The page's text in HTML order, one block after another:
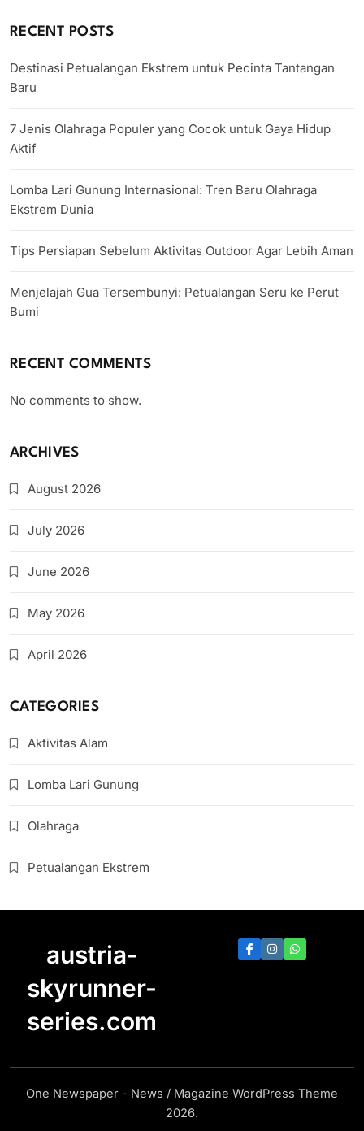
RECENT POSTS
Destinasi Petualangan Ekstrem untuk Pecinta Tantangan
Baru
7 Jenis Olahraga Populer yang Cocok untuk Gaya Hidup
Aktif
Lomba Lari Gunung Internasional: Tren Baru Olahraga
Ekstrem Dunia
Tips Persiapan Sebelum Aktivitas Outdoor Agar Lebih Aman
Menjelajah Gua Tersembunyi: Petualangan Seru ke Perut
Bumi
RECENT COMMENTS
No comments to show.
ARCHIVES
August 2026
July 2026
June 2026
May 2026
April 2026
CATEGORIES
Aktivitas Alam
Lomba Lari Gunung
Olahraga
Petualangan Ekstrem
austria-
skyrunner-
series.com
One Newspaper - News / Magazine WordPress Theme
2026.